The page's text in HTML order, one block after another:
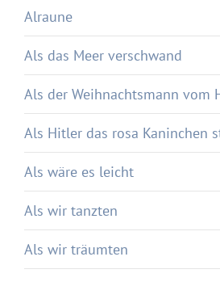
Alraune
Als das Meer verschwand
Als der Weihnachtsmann vom
Als Hitler das rosa Kaninchen
Als wäre es leicht
Als wir tanzten
Als wir träumten